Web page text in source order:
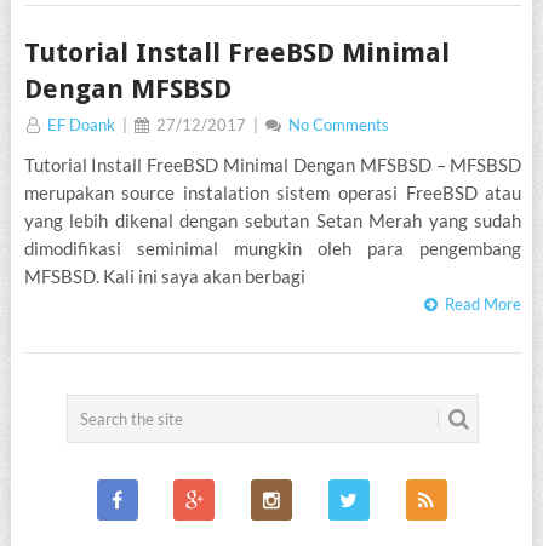
FREEBSD
Tutorial Install FreeBSD Minimal
Dengan MFSBSD
EF Doank 27/12/2017 No Comments
Tutorial Install FreeBSD Minimal Dengan MFSBSD – MFSBSD
merupakan source instalation sistem operasi FreeBSD atau
yang lebih dikenal dengan sebutan Setan Merah yang sudah
dimodifikasi seminimal mungkin oleh para pengembang
MFSBSD. Kali ini saya akan berbagi
Read More